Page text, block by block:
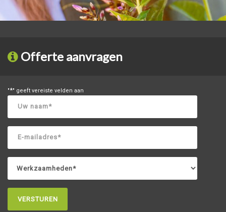
Offerte aanvragen
"*" geeft vereiste velden aan
*
*